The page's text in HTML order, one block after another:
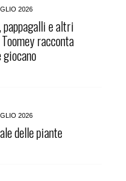
2026
e altri
racconta
giocano
2026
delle piante